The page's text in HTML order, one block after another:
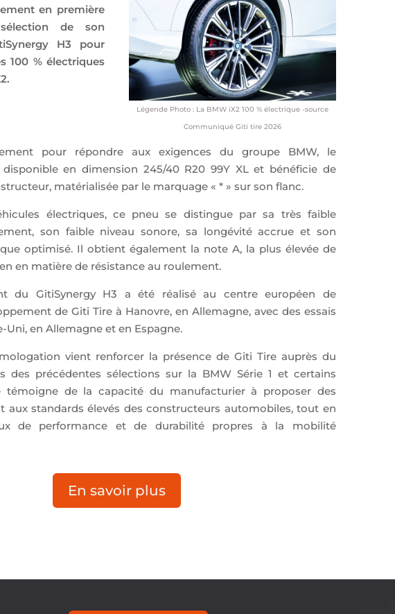
en première
de son
H3 pour
100 % électriques
Légende Photo : La BMW iX2 100 % électrique -source
Communiqué Giti tire 2026
pour répondre aux exigences du groupe BMW, le
disponible en dimension 245/40 R20 99Y XL et bénéficie de
matérialisée par le marquage « * » sur son flanc.
électriques, ce pneu se distingue par sa très faible
son faible niveau sonore, sa longévité accrue et son
optimisé. Il obtient également la note A, la plus élevée de
en matière de résistance au roulement.
du GitiSynergy H3 a été réalisé au centre européen de
de Giti Tire à Hanovre, en Allemagne, avec des essais
Uni, en Allemagne et en Espagne.
vient renforcer la présence de Giti Tire auprès du
des précédentes sélections sur la BMW Série 1 et certains
témoigne de la capacité du manufacturier à proposer des
aux standards élevés des constructeurs automobiles, tout en
de performance et de durabilité propres à la mobilité
En savoir plus